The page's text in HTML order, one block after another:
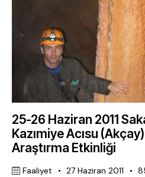
25-26 Haziran 2011
Kazımiye Acısu
Araştırma Etkinliği
Faaliyet 27 Haziran 2011